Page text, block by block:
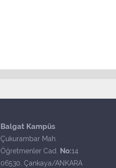
Balgat Kampüs
Çukurambar Mah.
Öğretmenler Cad. No:14
06530, Çankaya/ANKARA